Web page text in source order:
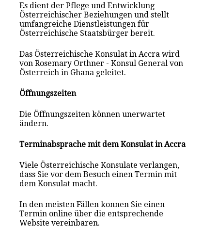
Es dient der Pflege und Entwicklung
Österreichischer Beziehungen und stellt
umfangreiche Dienstleistungen für
Österreichische Staatsbürger bereit.
Das Österreichische Konsulat in Accra wird
von Rosemary Orthner - Konsul General von
Österreich in Ghana geleitet.
Öffnungszeiten
Die Öffnungszeiten können unerwartet
ändern.
Terminabsprache mit dem Konsulat in Accra
Viele Österreichische Konsulate verlangen,
dass Sie vor dem Besuch einen Termin mit
dem Konsulat macht.
In den meisten Fällen konnen Sie einen
Termin online über die entsprechende
Website vereinbaren.